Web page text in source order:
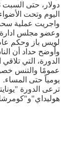
اليوم وتحت
واجريت عملية
وعضو مجلس ادارة
لويس باز وحكم
وأوضح حداد أن
الدورة، التي
عمومًا والتنس
يومياً حتى المساء.
ترعى الدورة